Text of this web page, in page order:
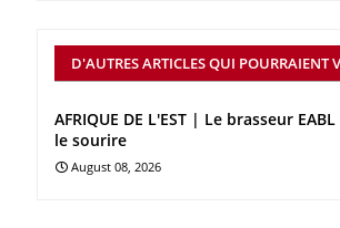
D'AUTRES ARTICLES QUI POURRAIENT
AFRIQUE DE L'EST | Le brasseur EABL
le sourire
August 08, 2026